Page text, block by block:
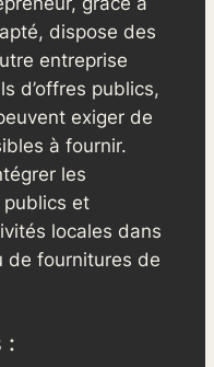
dispose des
entreprise
d’offres publics,
exiger de
à fournir.
les
publics et
locales dans
de fournitures de
: